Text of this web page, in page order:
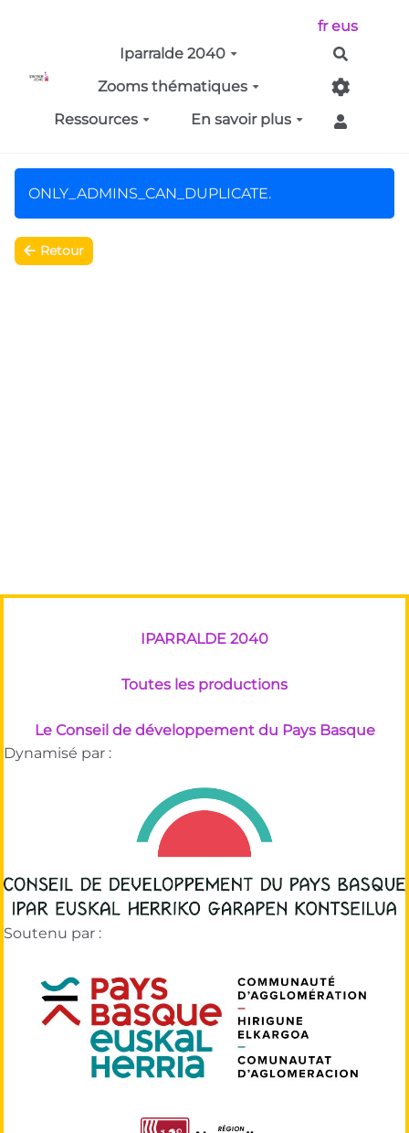
Iparralde 2040
Zooms thématiques
Ressources
En savoir plus
fr eus
ONLY_ADMINS_CAN_DUPLICATE.
Retour
IPARRALDE 2040
Toutes les productions
Le Conseil de développement du Pays Basque
Dynamisé par :
Soutenu par :